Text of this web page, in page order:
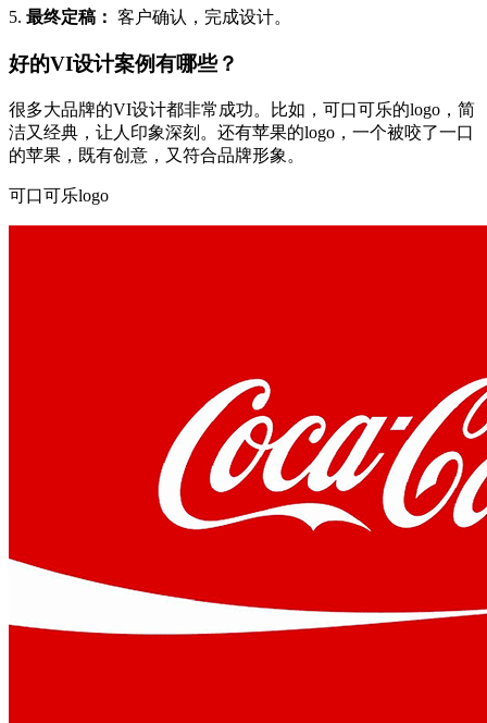
5. 最终定稿： 客户确认，完成设计。
好的VI设计案例有哪些？
很多大品牌的VI设计都非常成功。比如，可口可乐的logo，简
洁又经典，让人印象深刻。还有苹果的logo，一个被咬了一口
的苹果，既有创意，又符合品牌形象。
可口可乐logo